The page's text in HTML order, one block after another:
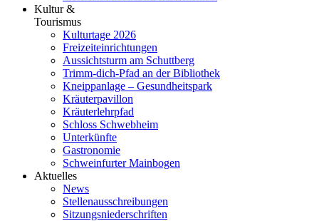
Kultur &
Tourismus
Kulturtage 2026
Freizeiteinrichtungen
Aussichtsturm am Schuttberg
Trimm-dich-Pfad an der Bibliothek
Kneippanlage – Gesundheitspark
Kräuterpavillon
Kräuterlehrpfad
Schloss Schwebheim
Unterkünfte
Gastronomie
Schweinfurter Mainbogen
Aktuelles
News
Stellenausschreibungen
Sitzungsniederschriften